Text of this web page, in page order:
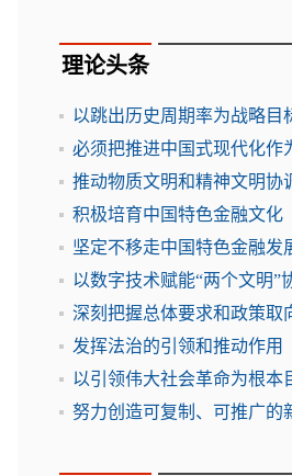
理论头条
以跳出历史周期率为战略目
必须把推进中国式现代化作
推动物质文明和精神文明协
积极培育中国特色金融文化
坚定不移走中国特色金融发
以数字技术赋能“两个文明”
深刻把握总体要求和政策取
发挥法治的引领和推动作用
以引领伟大社会革命为根本
努力创造可复制、可推广的